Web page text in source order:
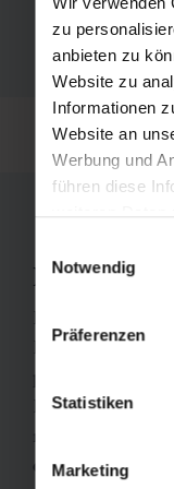
zu
anbieten zu
Website zu
Informationen
Website an
Werbung und
führen diese
weiteren Daten
Nutzung der
Notwendig
Präferenzen
Statistiken
Marketing
Fokus auf
Die
Im
professionelle
Massagen und
einer von zwei